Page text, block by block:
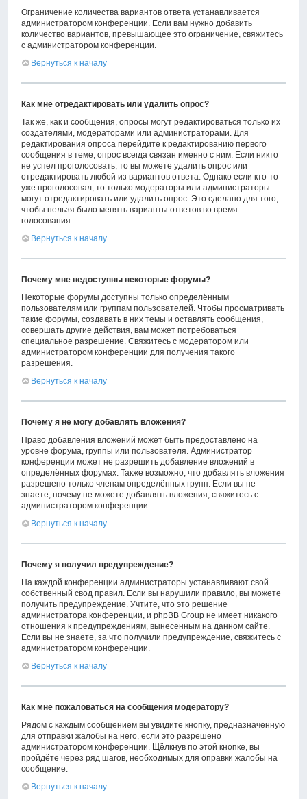
Ограничение количества вариантов ответа устанавливается
администратором конференции. Если вам нужно добавить
количество вариантов, превышающее это ограничение, свяжитесь
с администратором конференции.
Вернуться к началу
Как мне отредактировать или удалить опрос?
Так же, как и сообщения, опросы могут редактироваться только их
создателями, модераторами или администраторами. Для
редактирования опроса перейдите к редактированию первого
сообщения в теме; опрос всегда связан именно с ним. Если никто
не успел проголосовать, то вы можете удалить опрос или
отредактировать любой из вариантов ответа. Однако если кто-то
уже проголосовал, то только модераторы или администраторы
могут отредактировать или удалить опрос. Это сделано для того,
чтобы нельзя было менять варианты ответов во время
голосования.
Вернуться к началу
Почему мне недоступны некоторые форумы?
Некоторые форумы доступны только определённым
пользователям или группам пользователей. Чтобы просматривать
такие форумы, создавать в них темы и оставлять сообщения,
совершать другие действия, вам может потребоваться
специальное разрешение. Свяжитесь с модератором или
администратором конференции для получения такого
разрешения.
Вернуться к началу
Почему я не могу добавлять вложения?
Право добавления вложений может быть предоставлено на
уровне форума, группы или пользователя. Администратор
конференции может не разрешить добавление вложений в
определённых форумах. Также возможно, что добавлять вложения
разрешено только членам определённых групп. Если вы не
знаете, почему не можете добавлять вложения, свяжитесь с
администратором конференции.
Вернуться к началу
Почему я получил предупреждение?
На каждой конференции администраторы устанавливают свой
собственный свод правил. Если вы нарушили правило, вы можете
получить предупреждение. Учтите, что это решение
администратора конференции, и phpBB Group не имеет никакого
отношения к предупреждениям, вынесенным на данном сайте.
Если вы не знаете, за что получили предупреждение, свяжитесь с
администратором конференции.
Вернуться к началу
Как мне пожаловаться на сообщения модератору?
Рядом с каждым сообщением вы увидите кнопку, предназначенную
для отправки жалобы на него, если это разрешено
администратором конференции. Щёлкнув по этой кнопке, вы
пройдёте через ряд шагов, необходимых для оправки жалобы на
сообщение.
Вернуться к началу